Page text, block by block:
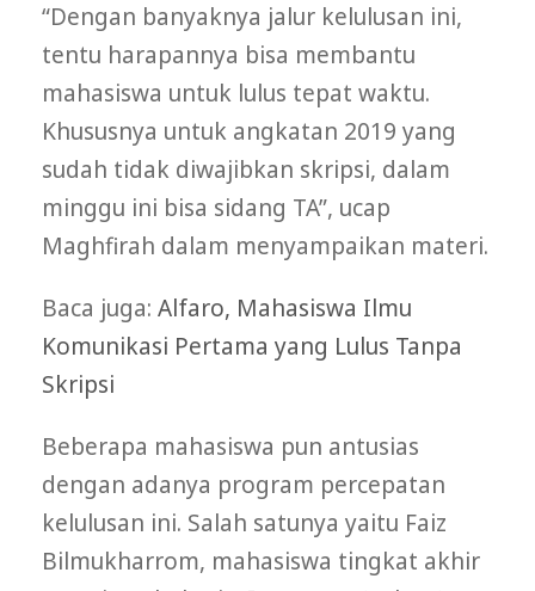
“Dengan banyaknya jalur kelulusan ini,
tentu harapannya bisa membantu
mahasiswa untuk lulus tepat waktu.
Khususnya untuk angkatan 2019 yang
sudah tidak diwajibkan skripsi, dalam
minggu ini bisa sidang TA”, ucap
Maghfirah dalam menyampaikan materi.
Baca juga: Alfaro, Mahasiswa Ilmu
Komunikasi Pertama yang Lulus Tanpa
Skripsi
Beberapa mahasiswa pun antusias
dengan adanya program percepatan
kelulusan ini. Salah satunya yaitu Faiz
Bilmukharrom, mahasiswa tingkat akhir